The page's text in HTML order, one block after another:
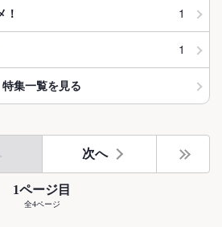
！ 1
1
特集一覧を見る
次へ
1ページ目
全4ページ